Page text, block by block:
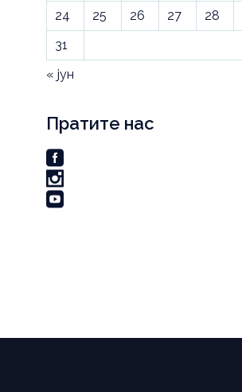
24
25 26 27 28
31
« јун
Пратите нас